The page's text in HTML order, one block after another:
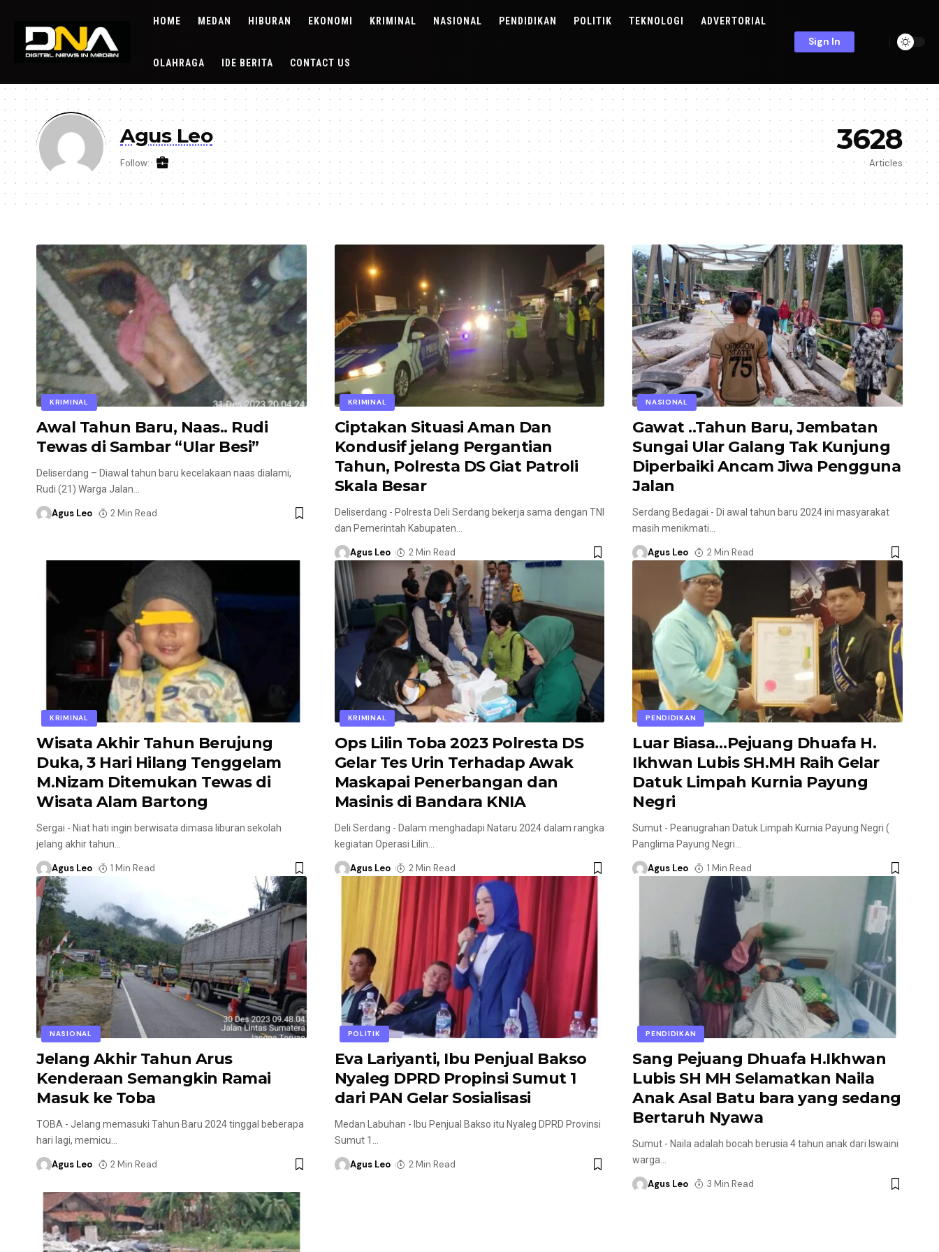
HOME MEDAN HIBURAN EKONOMI KRIMINAL NASIONAL PENDIDIKAN POLITIK TEKNOLOGI ADVERTORIAL
OLAHRAGA IDE BERITA CONTACT US
Sign In
Agus Leo
Follow:
3628
Articles
KRIMINAL
Awal Tahun Baru, Naas.. Rudi
Tewas di Sambar “Ular Besi”
Deliserdang – Diawal tahun baru kecelakaan naas dialami,
Rudi (21) Warga Jalan
Agus Leo 2 Min Read
KRIMINAL
Ciptakan Situasi Aman Dan
Kondusif jelang Pergantian
Tahun, Polresta DS Giat Patroli
Skala Besar
Deliserdang - Polresta Deli Serdang bekerja sama dengan TNI
dan Pemerintah Kabupaten
Agus Leo 2 Min Read
NASIONAL
Gawat ..Tahun Baru, Jembatan
Sungai Ular Galang Tak Kunjung
Diperbaiki Ancam Jiwa Pengguna
Jalan
Serdang Bedagai - Di awal tahun baru 2024 ini masyarakat
masih menikmati
Agus Leo 2 Min Read
KRIMINAL
Wisata Akhir Tahun Berujung
Duka, 3 Hari Hilang Tenggelam
M.Nizam Ditemukan Tewas di
Wisata Alam Bartong
Sergai - Niat hati ingin berwisata dimasa liburan sekolah
jelang akhir tahun
Agus Leo 1 Min Read
KRIMINAL
Ops Lilin Toba 2023 Polresta DS
Gelar Tes Urin Terhadap Awak
Maskapai Penerbangan dan
Masinis di Bandara KNIA
Deli Serdang - Dalam menghadapi Nataru 2024 dalam rangka
kegiatan Operasi Lilin
Agus Leo 2 Min Read
PENDIDIKAN
Luar Biasa…Pejuang Dhuafa H.
Ikhwan Lubis SH.MH Raih Gelar
Datuk Limpah Kurnia Payung
Negri
Sumut - Peanugrahan Datuk Limpah Kurnia Payung Negri (
Panglima Payung Negri
Agus Leo 1 Min Read
NASIONAL
Jelang Akhir Tahun Arus
Kenderaan Semangkin Ramai
Masuk ke Toba
TOBA - Jelang memasuki Tahun Baru 2024 tinggal beberapa
hari lagi, memicu
Agus Leo 2 Min Read
POLITIK
Eva Lariyanti, Ibu Penjual Bakso
Nyaleg DPRD Propinsi Sumut 1
dari PAN Gelar Sosialisasi
Medan Labuhan - Ibu Penjual Bakso itu Nyaleg DPRD Provinsi
Sumut 1
Agus Leo 2 Min Read
PENDIDIKAN
Sang Pejuang Dhuafa H.Ikhwan
Lubis SH MH Selamatkan Naila
Anak Asal Batu bara yang sedang
Bertaruh Nyawa
Sumut - Naila adalah bocah berusia 4 tahun anak dari Iswaini
warga
Agus Leo 3 Min Read